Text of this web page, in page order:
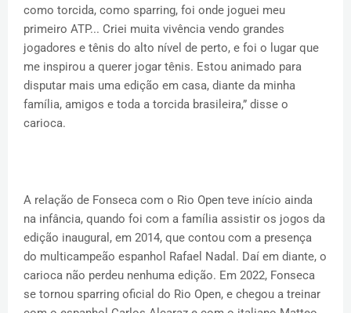
como torcida, como sparring, foi onde joguei meu
primeiro ATP... Criei muita vivência vendo grandes
jogadores e tênis do alto nível de perto, e foi o lugar que
me inspirou a querer jogar tênis. Estou animado para
disputar mais uma edição em casa, diante da minha
família, amigos e toda a torcida brasileira,” disse o
carioca.
A relação de Fonseca com o Rio Open teve início ainda
na infância, quando foi com a família assistir os jogos da
edição inaugural, em 2014, que contou com a presença
do multicampeão espanhol Rafael Nadal. Daí em diante, o
carioca não perdeu nenhuma edição. Em 2022, Fonseca
se tornou sparring oficial do Rio Open, e chegou a treinar